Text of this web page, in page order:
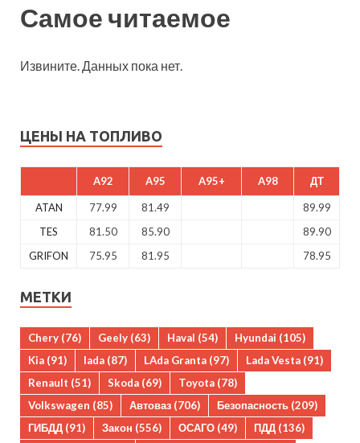
Самое читаемое
Извините. Данных пока нет.
ЦЕНЫ НА ТОПЛИВО
A92 A95 A95+ A98 ДТ
ATAN 77.99 81.49
89.99
TES
81.50 85.90
89.90
GRIFON
75.95 81.95 78.95
МЕТКИ
Chery (76) Geely (63) Haval (54) Hyundai (105)
Kia (91) lada (87) LAda Granta (97) Lada Vesta (91)
Renault (51) Skoda (69) Toyota (78)
Volkswagen (85) Автоваз (706) Безопасность (209)
ГИБДД (91) Закон (556) ОСАГО (49) ПДД (136)